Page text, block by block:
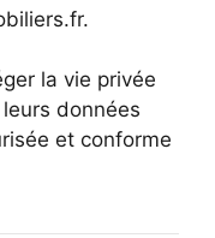
la vie privée
données
et conforme